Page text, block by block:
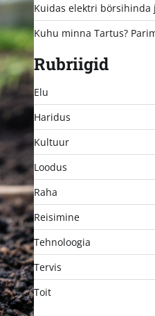
Kuidas elektri börsihinda
Kuhu minna Tartus?
Rubriigid
Elu
Haridus
Kultuur
Loodus
Raha
Reisimine
Tehnoloogia
Tervis
Toit